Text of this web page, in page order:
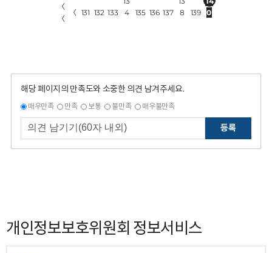
〈
〈
〈 131 132 133
4
135 136 137
8
139
0
해당 페이지의 만족도와 소중한 의견 남겨주세요.
매우만족 만족 보통 불만족 매우불만족
등록
개인정보보호위원회 정보서비스